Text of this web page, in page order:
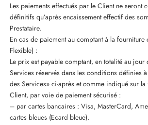
Les paiements effectués par le Client ne seront
définitifs qu’après encaissement effectif des
Prestataire.
En cas de paiement au comptant à la fourniture
Flexible) :
Le prix est payable comptant, en totalité au
Services réservés dans les conditions définies
des Services» ci-après et comme indiqué sur
Client, par voie de paiement sécurisé :
– par cartes bancaires : Visa, MasterCard,
cartes bleues (Ecard bleue).